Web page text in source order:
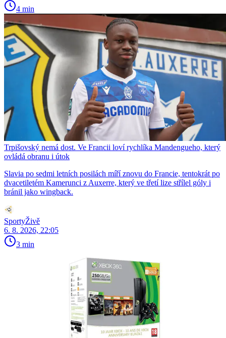
4 min
Trpišovský nemá dost. Ve Francii loví rychlíka Mandengueho, který
ovládá obranu i útok
Slavia po sedmi letních posilách míří znovu do Francie, tentokrát po
dvacetiletém Kamerunci z Auxerre, který ve třetí lize střílel góly i
bránil jako wingback.
SportyŽivě
6. 8. 2026, 22:05
3 min